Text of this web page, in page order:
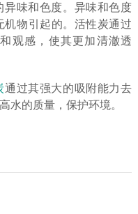
异味和色度。异味和色度
物引起的。活性炭通过
观感，使其更加清澈透
通过其强大的吸附能力去
水的质量，保护环境。